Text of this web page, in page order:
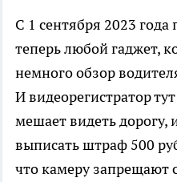
С 1 сентября 2023
теперь любой гаджет,
немного обзор
И видеорегистратор
мешает видеть
выписать штраф 500
что камеру запрещают